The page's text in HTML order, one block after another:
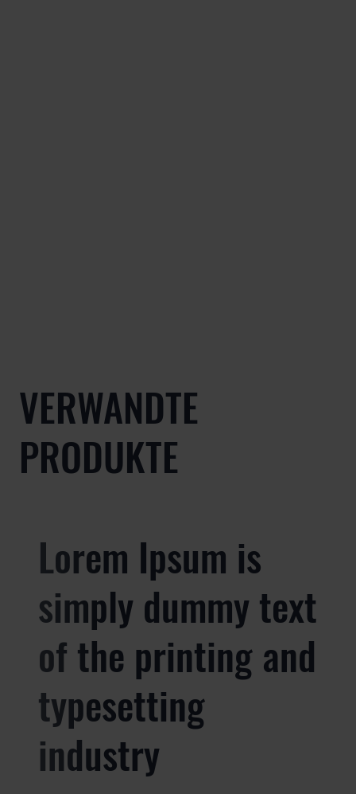
VERWANDTE
PRODUKTE
Lorem Ipsum is
simply dummy text
of the printing and
typesetting
industry